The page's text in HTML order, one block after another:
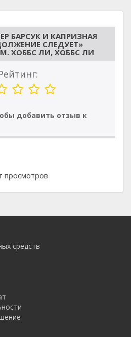
БАРСУК И КАПРИЗНАЯ
СЛЕДУЕТ»
ХОББС ЛИ, ХОББС ЛИ
добавить отзыв к
просмотров
средств